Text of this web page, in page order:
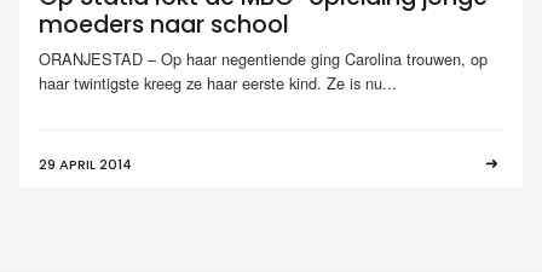
moeders naar school
ORANJESTAD – Op haar negentiende ging Carolina trouwen, op
haar twintigste kreeg ze haar eerste kind. Ze is nu...
29 APRIL 2014